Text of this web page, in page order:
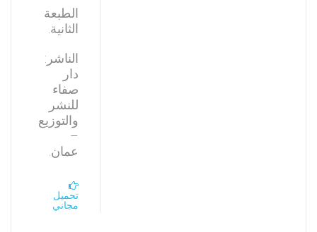
الطبعة
الثانية.
الناشر:
دار
صفاء
للنشر
والتوزيع
–
عمان.
تحميل
مجاني